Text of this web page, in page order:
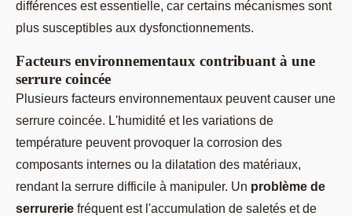
différences est essentielle, car certains mécanismes sont
plus susceptibles aux dysfonctionnements.
Facteurs environnementaux contribuant à une
serrure coincée
Plusieurs facteurs environnementaux peuvent causer une
serrure coincée. L'humidité et les variations de
température peuvent provoquer la corrosion des
composants internes ou la dilatation des matériaux,
rendant la serrure difficile à manipuler. Un problème de
serrurerie fréquent est l'accumulation de saletés et de